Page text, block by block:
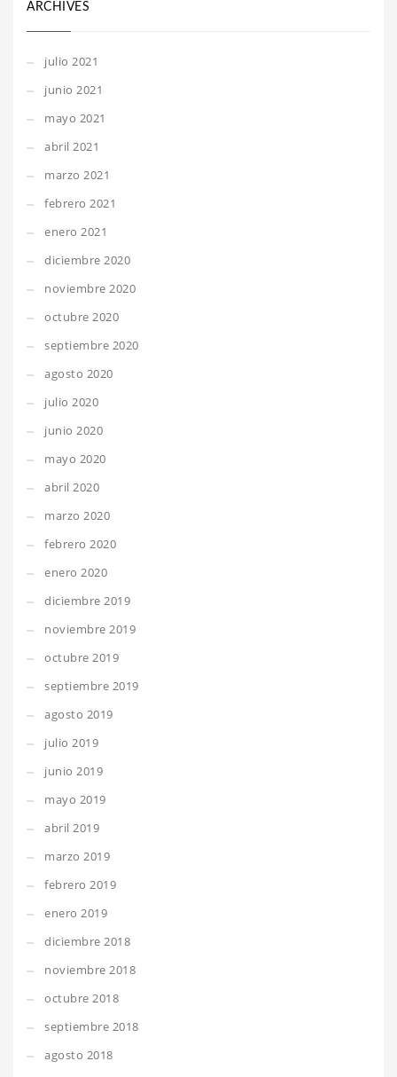
ARCHIVES
julio 2021
junio 2021
mayo 2021
abril 2021
marzo 2021
febrero 2021
enero 2021
diciembre 2020
noviembre 2020
octubre 2020
septiembre 2020
agosto 2020
julio 2020
junio 2020
mayo 2020
abril 2020
marzo 2020
febrero 2020
enero 2020
diciembre 2019
noviembre 2019
octubre 2019
septiembre 2019
agosto 2019
julio 2019
junio 2019
mayo 2019
abril 2019
marzo 2019
febrero 2019
enero 2019
diciembre 2018
noviembre 2018
octubre 2018
septiembre 2018
agosto 2018